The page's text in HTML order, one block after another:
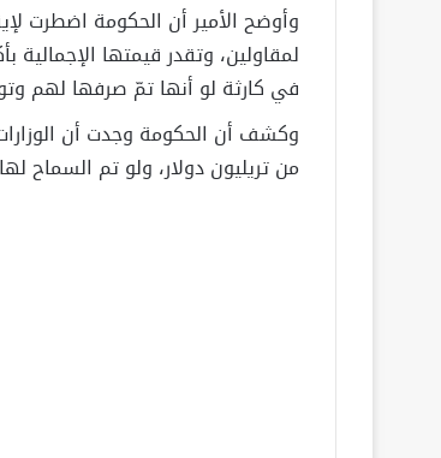
وأوضح الأمير أن الحكومة اضطرت
في كارثة لو أنها تمّ صرفها لهم
وكشف أن الحكومة وجدت أن
من تريليون دولار، ولو تم السماح